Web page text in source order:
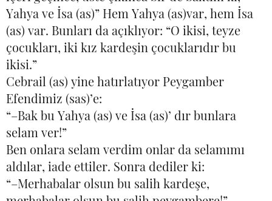
Yahya ve İsa (as)” Hem Yahya (as)var, hem İsa
(as) var. Bunları da açıklıyor: “O ikisi, teyze
çocukları, iki kız kardeşin çocuklarıdır bu
ikisi.”
Cebrail (as) yine hatırlatıyor Peygamber
Efendimiz (sas)’e:
“–Bak bu Yahya (as) ve İsa (as)’ dır bunlara
selam ver!”
Ben onlara selam verdim onlar da selamımı
aldılar, iade ettiler. Sonra dediler ki:
“–Merhabalar olsun bu salih kardeşe,